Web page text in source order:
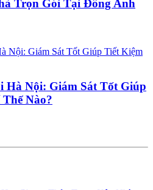
Trọn Gói Tại Đông Anh
Hà Nội: Giám Sát Tốt Giúp
Nào?